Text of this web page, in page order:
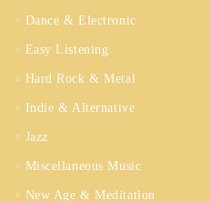
Dance & Electronic
Easy Listening
Hard Rock & Metal
Indie & Alternative
Jazz
Miscellaneous Music
New Age & Meditation